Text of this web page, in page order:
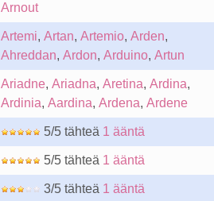
Arnout
Artemi, Artan, Artemio, Arden,
Ahreddan, Ardon, Arduino, Artun
Ariadne, Ariadna, Aretina, Ardina,
Ardinia, Aardina, Ardena, Ardene
5/5 tähteä 1 ääntä
5/5 tähteä 1 ääntä
3/5 tähteä 1 ääntä